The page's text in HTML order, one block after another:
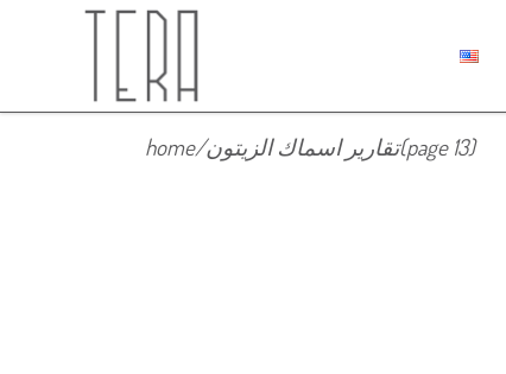
home/تقارير اسماك الزيتون(page 13)